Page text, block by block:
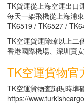
TK貨運從上海空運出口
每天一架飛機從上海浦
TK6519 / TK6527 /
TK空運貨運除瞭以上二
香港國際機場、深圳寶
TK空運貨物官
TK空運貨物査詢現時準
https://